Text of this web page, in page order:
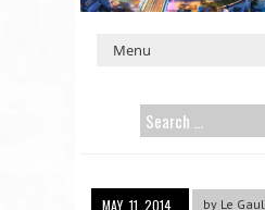
SEARCH
MAY 11 2014 by Le